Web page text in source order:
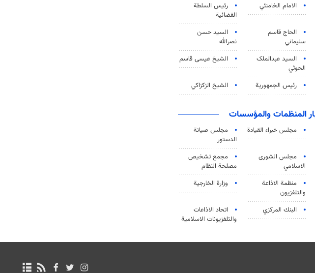
الامام الخامنئي
رئیس السلطة
القضائیة
الحاج قاسم
سليماني
السيد حسن
نصرالله
السید عبدالملک
الحوثي
الشيخ عيسى قاسم
رئيس الجمهورية الشيخ الزكزاكي
المنظمات والمؤسسات
مجلس خبراء القيادة
مجلس صيانة
الدستور
مجلس الشورى
الاسلامي
مجمع تشخيص
مصلحة النظام
منظمة الاذاعة
والتلفزیون
وزارة الخارجية
البنك المركزي
اتحاد الاذاعات
والتلفزيونات الاسلامية